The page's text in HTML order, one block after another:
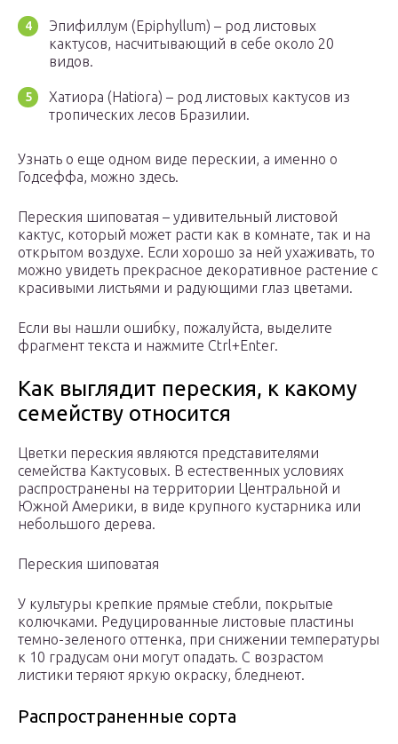
Эпифиллум (Epiphyllum) – род листовых
кактусов, насчитывающий в себе около 20
видов.
Хатиора (Hatiora) – род листовых кактусов из
тропических лесов Бразилии.
Узнать о еще одном виде перескии, а именно о
Годсеффа, можно здесь.
Переския шиповатая – удивительный листовой
кактус, который может расти как в комнате, так и на
открытом воздухе. Если хорошо за ней ухаживать, то
можно увидеть прекрасное декоративное растение с
красивыми листьями и радующими глаз цветами.
Если вы нашли ошибку, пожалуйста, выделите
фрагмент текста и нажмите Ctrl+Enter.
Как выглядит переския, к какому
семейству относится
Цветки переския являются представителями
семейства Кактусовых. В естественных условиях
распространены на территории Центральной и
Южной Америки, в виде крупного кустарника или
небольшого дерева.
Переския шиповатая
У культуры крепкие прямые стебли, покрытые
колючками. Редуцированные листовые пластины
темно-зеленого оттенка, при снижении температуры
к 10 градусам они могут опадать. С возрастом
листики теряют яркую окраску, бледнеют.
Распространенные сорта